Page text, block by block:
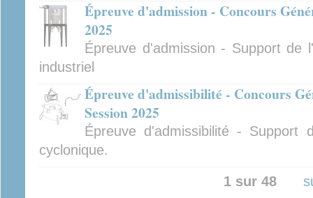
Épreuve d'admission - Concours
2025
Épreuve d'admission - Support de
industriel
Épreuve d'admissibilité - Concours
Session 2025
Épreuve d'admissibilité - Support
cyclonique.
1 sur 48